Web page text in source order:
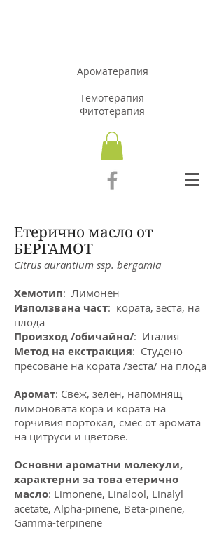
Ароматерапия
Гемотерапия
Фитотерапия
Етерично масло от
БЕРГАМОТ
Citrus aurantium ssp. bergamia
Хемотип: Лимонен
Използвана част: кората, зеста, на
плода
Произход /обичайно/: Италия
Метод на екстракция: Студено
пресоване на кората /зеста/ на плода
Аромат: Свеж, зелен, напомнящ
лимоновата кора и кората на
горчивия портокал, смес от аромата
на цитруси и цветове.
Основни ароматни молекули,
характерни за това етерично
масло: Limonene, Linalool, Linalyl
acetate, Alpha-pinene, Beta-pinene,
Gamma-terpinene